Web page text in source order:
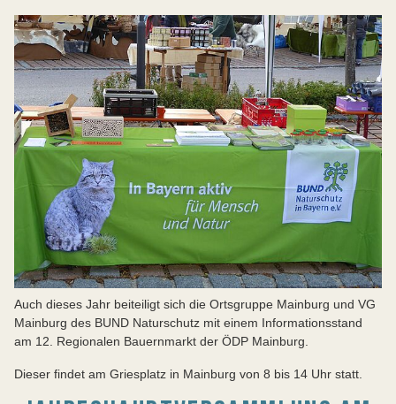
Auch dieses Jahr beiteiligt sich die Ortsgruppe Mainburg und VG
Mainburg des BUND Naturschutz mit einem Informationsstand
am 12. Regionalen Bauernmarkt der ÖDP Mainburg.
Dieser findet am Griesplatz in Mainburg von 8 bis 14 Uhr statt.